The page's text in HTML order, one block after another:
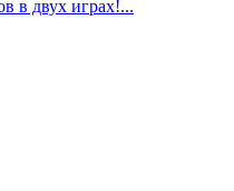
в двух играх!...